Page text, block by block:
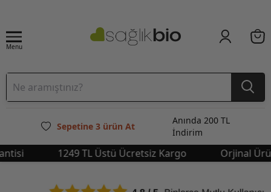
Menu
Sepetine 3 ürün At
Anında 200 TL
İndirim
1249 TL Üstü Ücretsiz Kargo Orjinal Ürün